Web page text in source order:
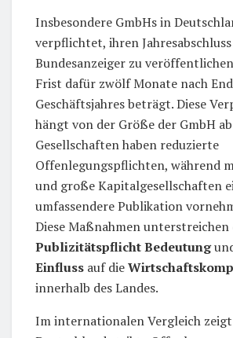
Insbesondere GmbHs in
verpflichtet, ihren
Bundesanzeiger zu
Frist dafür zwölf Monate nach
Geschäftsjahres beträgt. Diese
hängt von der Größe der GmbH
Gesellschaften haben reduzierte
Offenlegungspflichten, während
und große Kapitalgesellschaften
umfassendere Publikation
Diese Maßnahmen unterstreichen
Publizitätspflicht Bedeutung
Einfluss auf die
innerhalb des Landes.
Im internationalen Vergleich zeigt